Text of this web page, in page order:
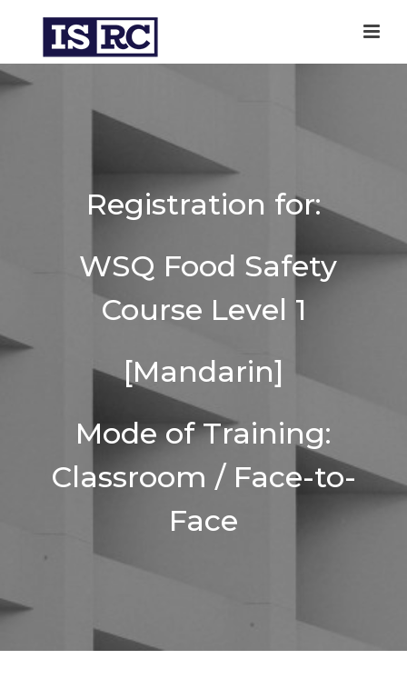
Registration for:
WSQ Food Safety
Course Level 1
[Mandarin]
Mode of Training:
Classroom / Face-to-
Face